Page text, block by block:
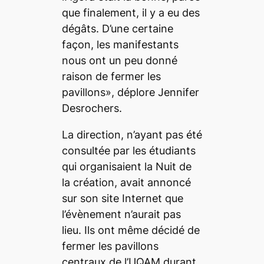
que finalement, il y a eu des
dégâts. D’une certaine
façon, les manifestants
nous ont un peu donné
raison de fermer les
pavillons», déplore Jennifer
Desrochers.
La direction, n’ayant pas été
consultée par les étudiants
qui organisaient la Nuit de
la création, avait annoncé
sur son site Internet que
l’évènement n’aurait pas
lieu. Ils ont même décidé de
fermer les pavillons